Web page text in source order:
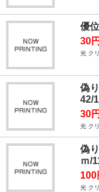
優
30円
光 ク
偽
42/
30円
光 ク
偽
ｍ/
100
光 ク